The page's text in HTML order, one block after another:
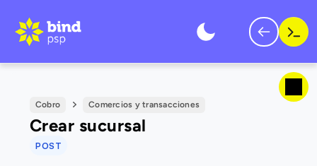
Cobro Comercios y transacciones
Crear sucursal
POST